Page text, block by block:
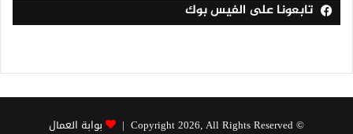
تابعونا على الفيس بوك
© Copyright 2026, All Rights Reserved | بوابة العمال